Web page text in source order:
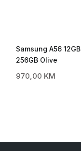
Samsung A56 12GB
256GB Olive
970,00 KM